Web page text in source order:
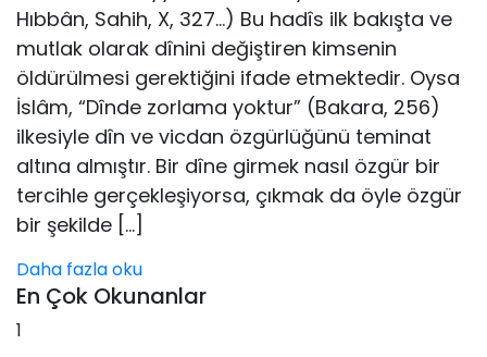
Hıbbân, Sahih, X, 327…) Bu hadîs ilk bakışta ve
mutlak olarak dînini değiştiren kimsenin
öldürülmesi gerektiğini ifade etmektedir. Oysa
İslâm, “Dînde zorla­ma yoktur” (Bakara, 256)
ilkesiyle dîn ve vicdan özgürlüğünü temi­nat
altına almıştır. Bir dîne girmek nasıl özgür bir
tercihle gerçekleşi­yorsa, çıkmak da öyle özgür
bir şekilde […]
Daha fazla oku
En Çok Okunanlar
1